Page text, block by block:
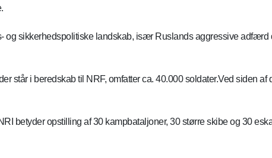
sikkerhedspolitiske landskab, især Ruslands aggressive adfærd
står i beredskab til NRF, omfatter ca. 40.000 soldater.Ved siden af
betyder opstilling af 30 kampbataljoner, 30 større skibe og 30